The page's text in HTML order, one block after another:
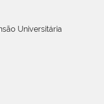
Universitária